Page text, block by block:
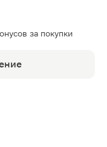
за покупки